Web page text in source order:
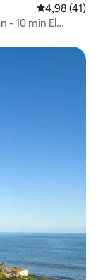
Gemiddelde
4,98 (41)
- 10 min El